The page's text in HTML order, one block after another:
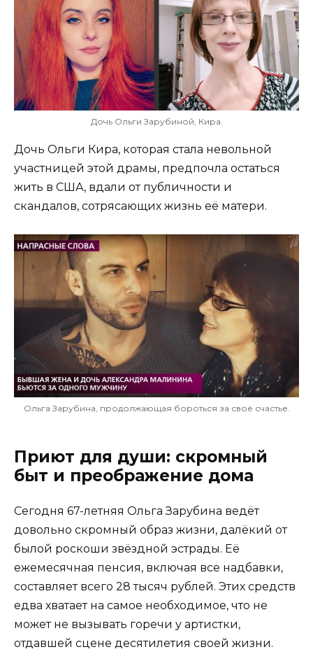
Дочь Ольги Зарубиной, Кира.
Дочь Ольги Кира, которая стала невольной
участницей этой драмы, предпочла остаться
жить в США, вдали от публичности и
скандалов, сотрясающих жизнь её матери.
Ольга Зарубина, продолжающая бороться за своё счастье.
Приют для души: скромный
быт и преображение дома
Сегодня 67-летняя Ольга Зарубина ведёт
довольно скромный образ жизни, далёкий от
былой роскоши звёздной эстрады. Её
ежемесячная пенсия, включая все надбавки,
составляет всего 28 тысяч рублей. Этих средств
едва хватает на самое необходимое, что не
может не вызывать горечи у артистки,
отдавшей сцене десятилетия своей жизни.